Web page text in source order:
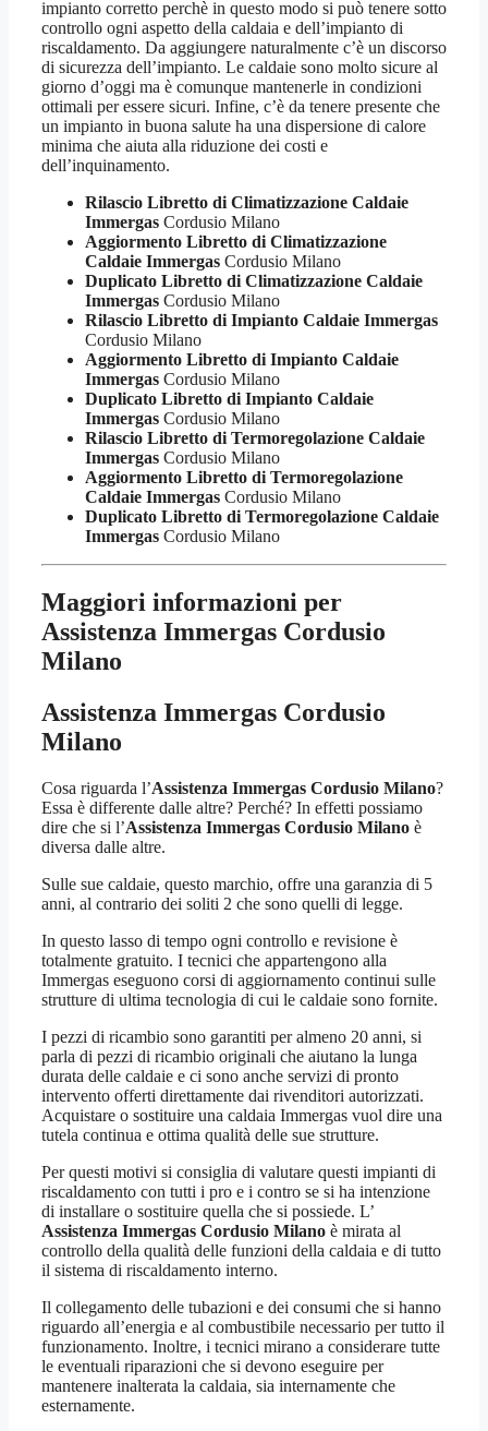
impianto corretto perchè in questo modo si può tenere sotto
controllo ogni aspetto della caldaia e dell’impianto di
riscaldamento. Da aggiungere naturalmente c’è un discorso
di sicurezza dell’impianto. Le caldaie sono molto sicure al
giorno d’oggi ma è comunque mantenerle in condizioni
ottimali per essere sicuri. Infine, c’è da tenere presente che
un impianto in buona salute ha una dispersione di calore
minima che aiuta alla riduzione dei costi e
dell’inquinamento.
Rilascio Libretto di Climatizzazione Caldaie
Immergas Cordusio Milano
Aggiormento Libretto di Climatizzazione
Caldaie Immergas Cordusio Milano
Duplicato Libretto di Climatizzazione Caldaie
Immergas Cordusio Milano
Rilascio Libretto di Impianto Caldaie Immergas
Cordusio Milano
Aggiormento Libretto di Impianto Caldaie
Immergas Cordusio Milano
Duplicato Libretto di Impianto Caldaie
Immergas Cordusio Milano
Rilascio Libretto di Termoregolazione Caldaie
Immergas Cordusio Milano
Aggiormento Libretto di Termoregolazione
Caldaie Immergas Cordusio Milano
Duplicato Libretto di Termoregolazione Caldaie
Immergas Cordusio Milano
Maggiori informazioni per
Assistenza Immergas Cordusio
Milano
Assistenza Immergas Cordusio
Milano
Cosa riguarda l’Assistenza Immergas Cordusio Milano?
Essa è differente dalle altre? Perché? In effetti possiamo
dire che si l’Assistenza Immergas Cordusio Milano è
diversa dalle altre.
Sulle sue caldaie, questo marchio, offre una garanzia di 5
anni, al contrario dei soliti 2 che sono quelli di legge.
In questo lasso di tempo ogni controllo e revisione è
totalmente gratuito. I tecnici che appartengono alla
Immergas eseguono corsi di aggiornamento continui sulle
strutture di ultima tecnologia di cui le caldaie sono fornite.
I pezzi di ricambio sono garantiti per almeno 20 anni, si
parla di pezzi di ricambio originali che aiutano la lunga
durata delle caldaie e ci sono anche servizi di pronto
intervento offerti direttamente dai rivenditori autorizzati.
Acquistare o sostituire una caldaia Immergas vuol dire una
tutela continua e ottima qualità delle sue strutture.
Per questi motivi si consiglia di valutare questi impianti di
riscaldamento con tutti i pro e i contro se si ha intenzione
di installare o sostituire quella che si possiede. L’
Assistenza Immergas Cordusio Milano è mirata al
controllo della qualità delle funzioni della caldaia e di tutto
il sistema di riscaldamento interno.
Il collegamento delle tubazioni e dei consumi che si hanno
riguardo all’energia e al combustibile necessario per tutto il
funzionamento. Inoltre, i tecnici mirano a considerare tutte
le eventuali riparazioni che si devono eseguire per
mantenere inalterata la caldaia, sia internamente che
esternamente.